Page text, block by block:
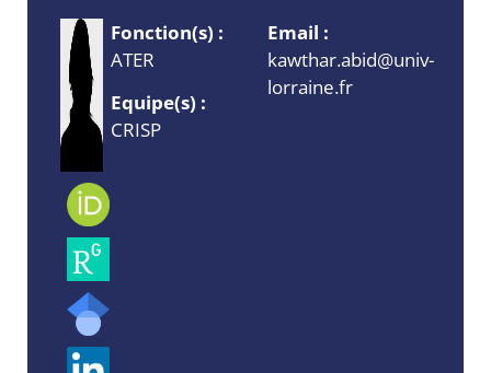
Fonction(s) :
ATER
Equipe(s) :
CRISP
Email :
kawthar.abid@univ-
lorraine.fr